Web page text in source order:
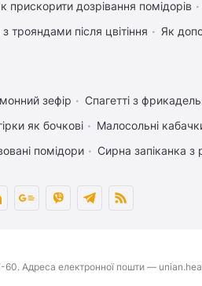
прискорити дозрівання помідорів
трояндами після цвітіння
Як
зефір
Спагетті з
як бочкові
Малосольні
помідори Сирна запіканка з
електронної пошти —